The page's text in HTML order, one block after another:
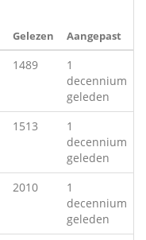
Gelezen Aangepast
1489
1
decennium
geleden
1513
1
decennium
geleden
2010
1
decennium
geleden